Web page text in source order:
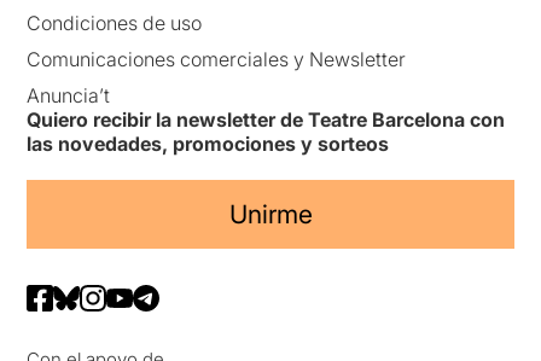
Condiciones de uso
Comunicaciones comerciales y Newsletter
Anuncia’t
Quiero recibir la newsletter de Teatre Barcelona con
las novedades, promociones y sorteos
Unirme